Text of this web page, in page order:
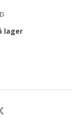
lager